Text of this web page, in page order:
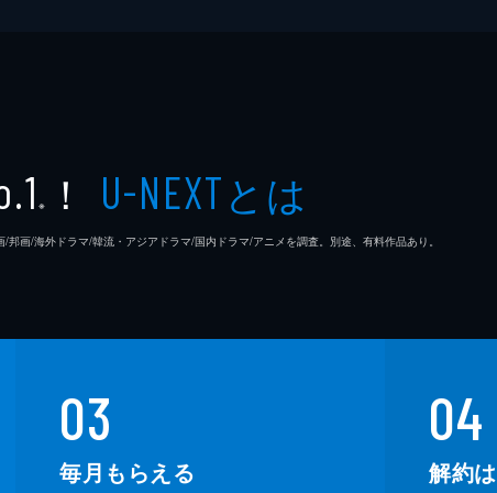
※ ！ U-NEXTとは
画/海外ドラマ/韓流・アジアドラマ/国内ドラマ/アニメを調査。別途、有料作品あり。
03
毎月もらえる
04
解約は